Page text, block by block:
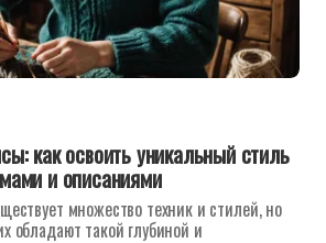
как освоить уникальный стиль
и описаниями
множество техник и стилей, но
обладают такой глубиной и